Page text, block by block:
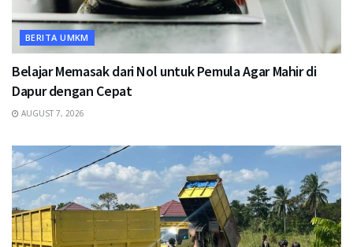
BERITA UMKM
Belajar Memasak dari Nol untuk Pemula Agar Mahir di
Dapur dengan Cepat
AUGUST 7, 2026